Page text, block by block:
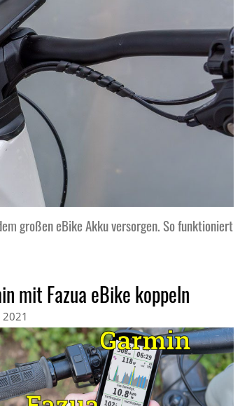
großen eBike Akku versorgen. So funktioniert
mit Fazua eBike koppeln
2021